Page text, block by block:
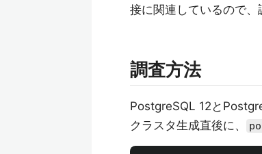
接に関連しているので、
調査方法
PostgreSQL 12と
クラスタ生成直後に、